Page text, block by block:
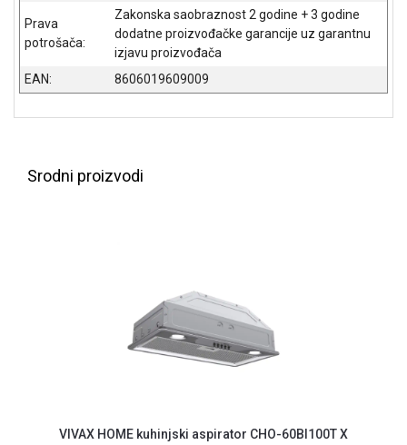
Prava
potrošača:
Zakonska saobraznost 2 godine + 3 godine
dodatne proizvođačke garancije uz garantnu
izjavu proizvođača
EAN:
8606019609009
Srodni proizvodi
VIVAX HOME kuhinjski aspirator CHO-60BI100T X